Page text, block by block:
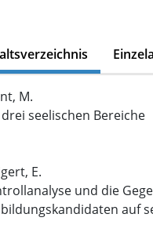
M.
seelischen Bereiche
E.
und die
auf